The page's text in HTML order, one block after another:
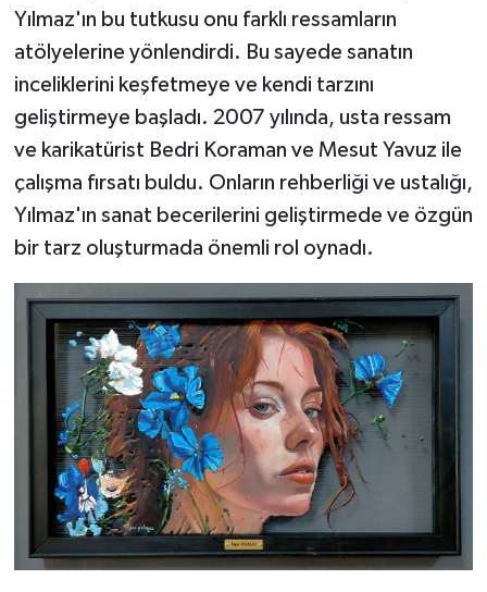
Yılmaz'ın bu tutkusu onu farklı ressamların
atölyelerine yönlendirdi. Bu sayede sanatın
inceliklerini keşfetmeye ve kendi tarzını
geliştirmeye başladı. 2007 yılında, usta ressam
ve karikatürist Bedri Koraman ve Mesut Yavuz ile
çalışma fırsatı buldu. Onların rehberliği ve ustalığı,
Yılmaz'ın sanat becerilerini geliştirmede ve özgün
bir tarz oluşturmada önemli rol oynadı.